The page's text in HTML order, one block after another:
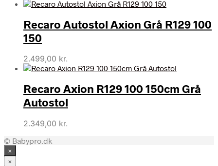
Recaro Autostol Axion Grå R129 100
150
2.499,00 kr.
Recaro Axion R129 100 150cm Grå
Autostol
2.349,00 kr.
© Babypro.dk
×
×